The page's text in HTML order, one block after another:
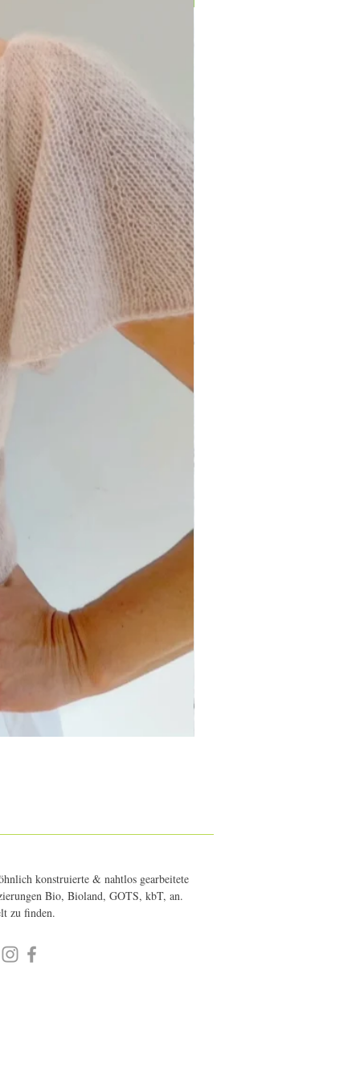
konstruierte & nahtlos gearbeitete
Bio, Bioland, GOTS, kbT, an.
zu finden.